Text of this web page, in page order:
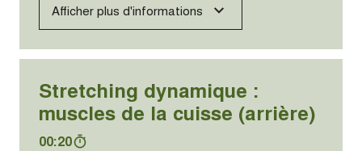
Afficher plus d'informations
Stretching dynamique :
muscles de la cuisse (arrière)
00:20